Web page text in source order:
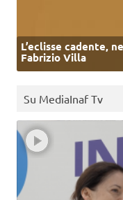
L’eclisse cadente,
Fabrizio Villa
Su MediaInaf Tv